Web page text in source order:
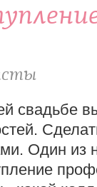
свадьбе
Один из